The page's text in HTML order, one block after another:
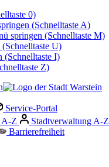
0)
(Schnelltaste A)
springen (Schnelltaste M)
U)
(Schnelltaste I)
Z)
Service-Portal
A-Z
Stadtverwaltung A-Z
Barrierefreiheit